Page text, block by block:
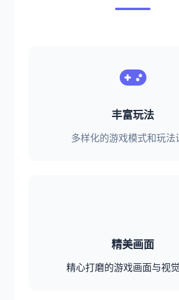
丰富玩法
多样化的游戏模式和玩法
精美画面
精心打磨的游戏画面与视